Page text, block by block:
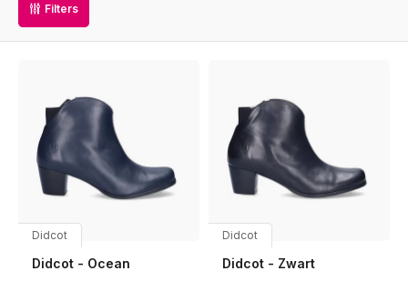
Filters
Didcot
Didcot - Ocean
Didcot
Didcot - Zwart